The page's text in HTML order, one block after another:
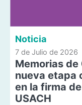
Noticia
7 de Julio de 2026
Memorias de
nueva etapa
en la firma
USACH